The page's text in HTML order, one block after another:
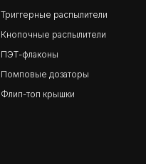
Триггерные распылители
Кнопочные распылители
ПЭТ-флаконы
Помповые дозаторы
Флип-топ крышки